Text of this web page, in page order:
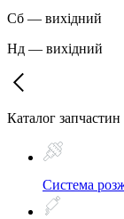
Сб — вихідний
Нд — вихідний
Каталог запчастин
Система